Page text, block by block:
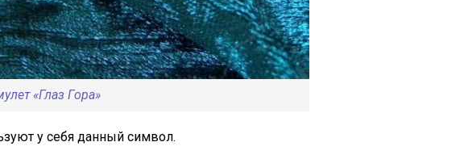
«Глаз Гора»
у себя данный символ.